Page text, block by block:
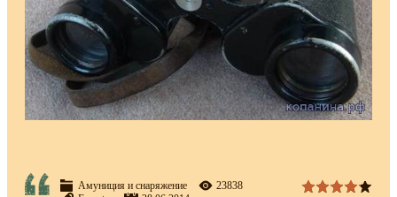
Амуниция и снаряжение
23838